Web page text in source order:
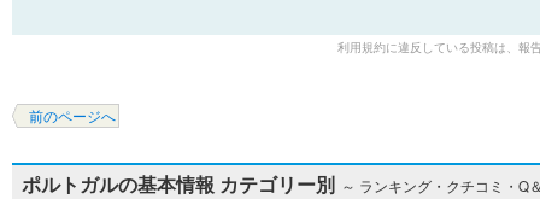
利用規約に違反している投稿は、報
前のページへ
ポルトガルの基本情報 カテゴリー別 ～ ランキング・クチコミ・Q